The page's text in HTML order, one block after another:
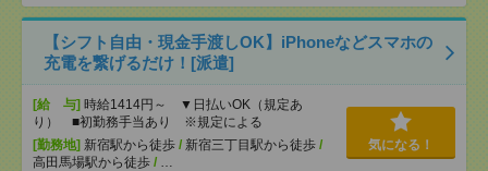
【シフト自由・現金手渡しOK】iPhoneなどスマホの
充電を繋げるだけ！[派遣]
[給 与] 時給1414円～ ▼日払いOK（規定あ
り） ■初勤務手当あり ※規定による
[勤務地] 新宿駅から徒歩 / 新宿三丁目駅から徒歩 /
高田馬場駅から徒歩 / …
気になる！